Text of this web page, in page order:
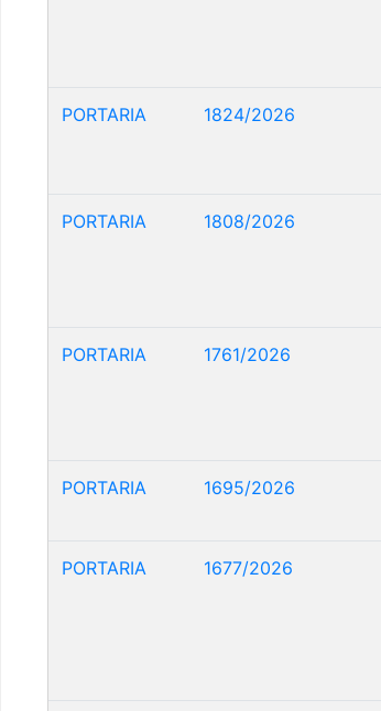
PORTARIA 1824/2026
PORTARIA 1808/2026
PORTARIA 1761/2026
PORTARIA 1695/2026
PORTARIA 1677/2026